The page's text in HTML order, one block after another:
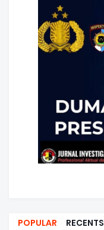
POPULAR RECENTS